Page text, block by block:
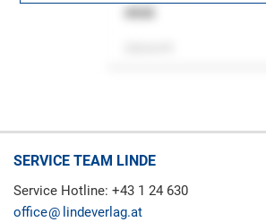
SERVICE TEAM LINDE
Service Hotline: +43 1 24 630
office
lindeverlag.at